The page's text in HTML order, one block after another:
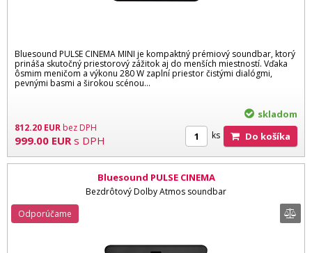
Bluesound PULSE CINEMA MINI je kompaktný prémiový soundbar, ktorý
prináša skutočný priestorový zážitok aj do menších miestností. Vďaka
ôsmim meničom a výkonu 280 W zaplní priestor čistými dialógmi,
pevnými basmi a širokou scénou...
812.20 EURbez DPH
999.00 EUR s DPH
skladom
ks Do košíka
Bluesound PULSE CINEMA
Bezdrôtový Dolby Atmos soundbar
Odporúčame